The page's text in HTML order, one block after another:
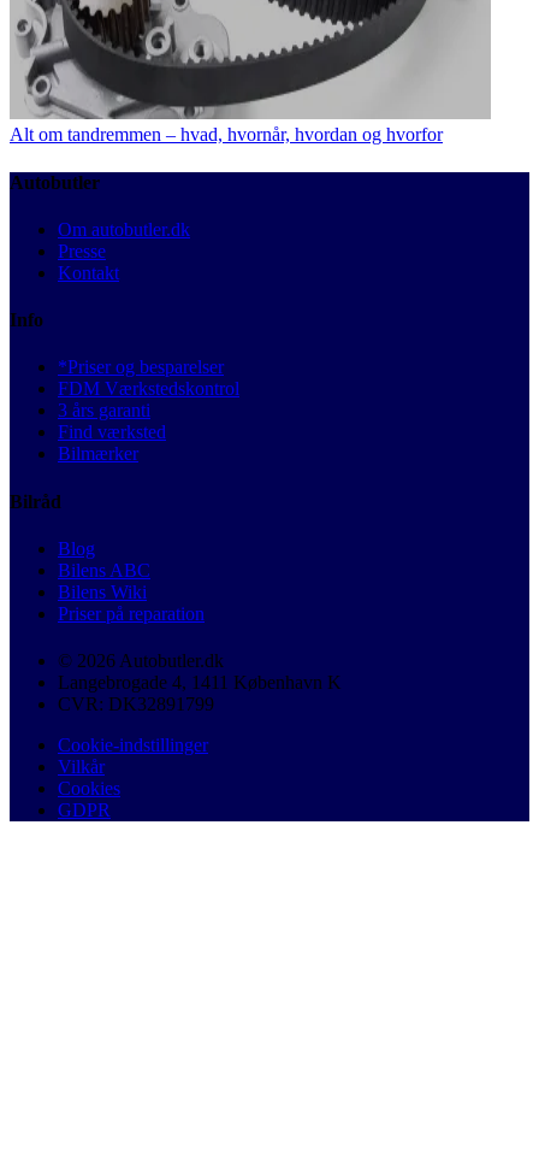
Alt om tandremmen – hvad, hvornår, hvordan og hvorfor
Autobutler
Om autobutler.dk
Presse
Kontakt
Info
*Priser og besparelser
FDM Værkstedskontrol
3 års garanti
Find værksted
Bilmærker
Bilråd
Blog
Bilens ABC
Bilens Wiki
Priser på reparation
© 2026 Autobutler.dk
Langebrogade 4, 1411 København K
CVR: DK32891799
Cookie-indstillinger
Vilkår
Cookies
GDPR